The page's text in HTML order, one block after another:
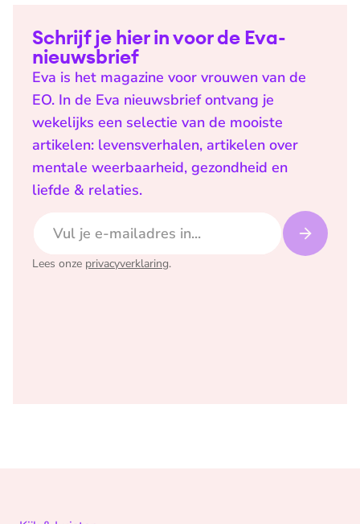
Schrijf je hier in voor de Eva-
nieuwsbrief
Eva is het magazine voor vrouwen van de
EO. In de Eva nieuwsbrief ontvang je
wekelijks een selectie van de mooiste
artikelen: levensverhalen, artikelen over
mentale weerbaarheid, gezondheid en
liefde & relaties.
Lees onze privacyverklaring.